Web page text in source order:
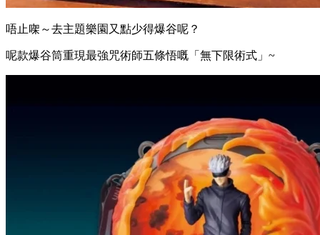
唔止㗎～去主題樂園又點少得爆谷呢？
呢款爆谷筒重現最強咒術師五條悟嘅「無下限術式」~